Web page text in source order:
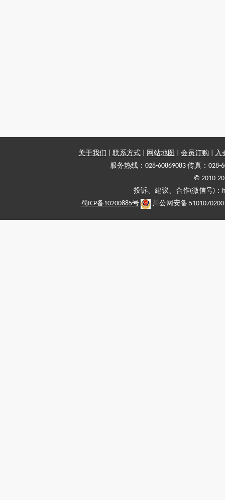
关于我们 联系方式 网站地图 会员订购
入
服务热线：028-60869083 传真：028-
© 2010-
投诉、建议、合作(微信号)
蜀ICP备10200885号
川公网安备